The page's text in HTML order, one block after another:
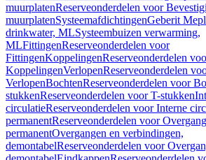
muurplatenReserveonderdelen voor
muurplatenSysteemafdichtingenGeberit
drinkwater, MLSysteembuizen verwarming,
MLFittingenReserveonderdelen voor
FittingenKoppelingenReserveonderdelen
KoppelingenVerlopenReserveonderdelen
VerlopenBochtenReserveonderdelen voor
stukkenReserveonderdelen voor T-stukken
circulatieReserveonderdelen voor Interne
permanentReserveonderdelen voor
permanentOvergangen en verbindingen,
demontabelReserveonderdelen voor